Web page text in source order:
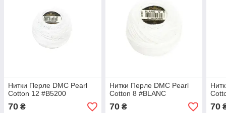
Нитки Перле DMC Pearl
Cotton 12 #B5200
70 ₴
Нитки Перле DMC Pearl
Cotton 8 #BLANC
70₴ 70